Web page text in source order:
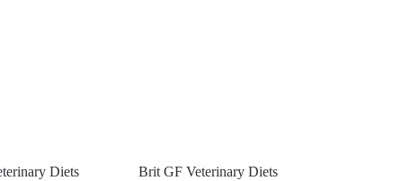
Diets
Brit GF Veterinary Diets